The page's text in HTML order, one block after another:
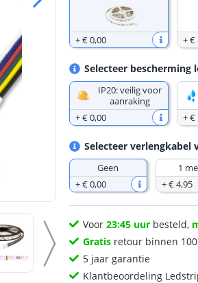
+€ 0,00 +€
Selecteer bescherming
IP20: veilig voor
aanraking
+€ 0,00
+€
Selecteer verlengkabel
Geen
+€ 0,00
1
+€ 4,95
Voor23:45 uur besteld,
Gratis retour binnen
5 jaar garantie
Klantbeoordeling